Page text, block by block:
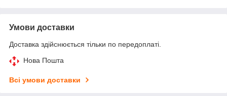
Умови доставки
Доставка здійснюється тільки по передоплаті.
Нова Пошта
Всі умови доставки